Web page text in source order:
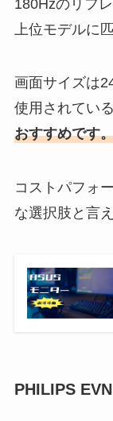
​180Hzのリフ
上位モデルに
画面サイズは
使用されてい
おすすめです
コストパフォ
な選択肢と言
PHILIPS